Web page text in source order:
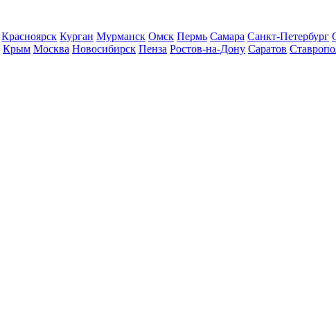
Красноярск Курган Мурманск Омск Пермь Самара Санкт-Петербург
Крым Москва Новосибирск Пенза Ростов-на-Дону Саратов